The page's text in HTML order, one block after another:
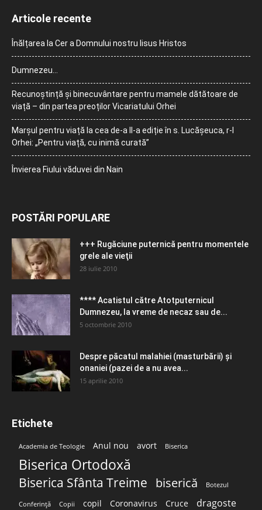
Articole recente
Înălțarea la Cer a Domnului nostru Iisus Hristos
Dumnezeu…
Recunoștință și binecuvântare pentru mamele dătătoare de
viață – din partea preoților Vicariatului Orhei
Marșul pentru viață la cea de-a II-a ediție în s. Lucășeuca, r-l
Orhei: „Pentru viață, cu inimă curată”
Învierea Fiului văduvei din Nain
POSTĂRI POPULARE
+++ Rugăciune puternică pentru momentele
grele ale vieţii
28 iulie 2010
**** Acatistul către Atotputernicul
Dumnezeu, la vreme de necaz sau de...
5 octombrie 2010
Despre păcatul malahiei (masturbării) şi
onaniei (pazei de a nu avea...
15 aprilie 2010
Etichete
Academia de Teologie Anul nou avort Biserica
Biserica Ortodoxă
Biserica Sfânta Treime biserică Botezul
Conferință Copii copil Coronavirus Cruce dragoste